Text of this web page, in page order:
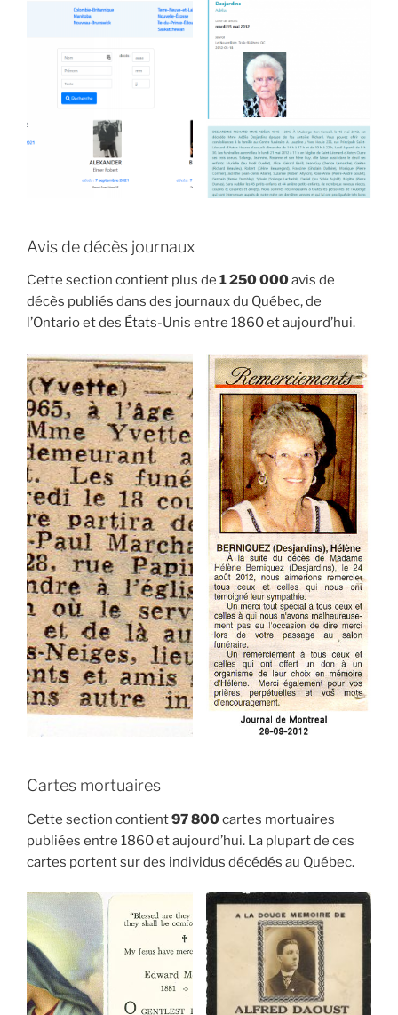
Avis de décès journaux
Cette section contient plus de 1 250 000avis de
décès publiés dans des journaux du Québec, de
l’Ontario et des États-Unis entre 1860 et aujourd’hui.
Cartes mortuaires
Cette section contient97 800cartes mortuaires
publiées entre 1860 et aujourd’hui. La plupart de ces
cartes portent sur des individus décédés au Québec.